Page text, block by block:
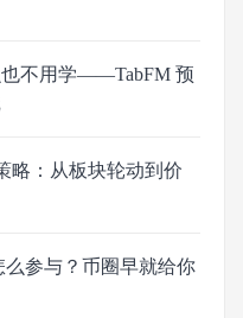
不用学——TabFM 预
略：从板块轮动到价
么参与？币圈早就给你